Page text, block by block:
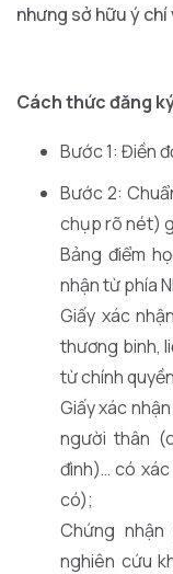
nhưng sở hữu ý
Cách thức đăng
Bước 1: Điền
Bước 2:
chụp rõ nét)
Bảng điểm
nhận từ phía
Giấy xác
thương binh,
từ chính
Giấy xác
người thân
đình)… có
có);
Chứng
nghiên cứu